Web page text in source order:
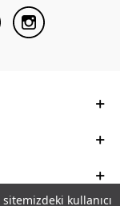
kullanıcı